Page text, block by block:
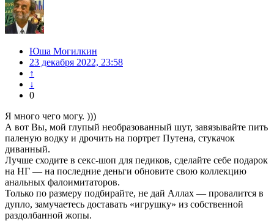
Юша Могилкин
23 декабря 2022, 23:58
↑
↓
0
Я много чего могу. )))
А вот Вы, мой глупый необразованный шут, завязывайте пить
паленую водку и дрочить на портрет Путена, стукачок
диванный.
Лучше сходите в секс-шоп для педиков, сделайте себе подарок
на НГ — на последние деньги обновите свою коллекцию
анальных фалоимитаторов.
Только по размеру подбирайте, не дай Аллах — провалится в
дупло, замучаетесь доставать «игрушку» из собственной
раздолбанной жопы.